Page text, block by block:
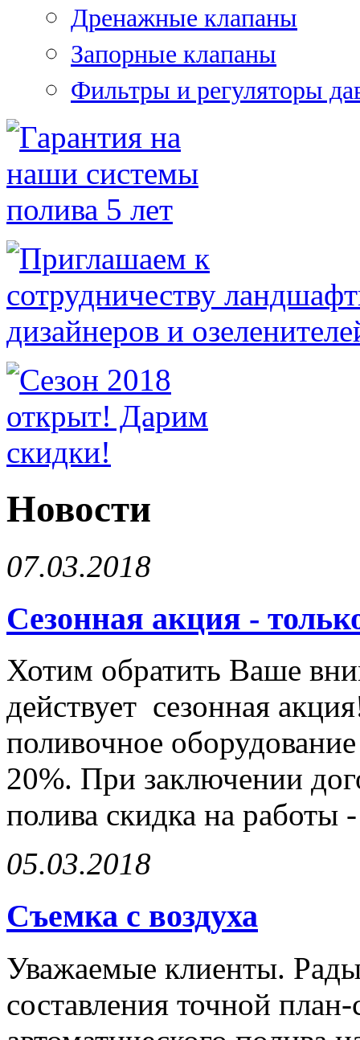
Дренажные клапаны
Запорные клапаны
Фильтры и регуляторы
Новости
07.03.2018
Сезонная акция -
Хотим обратить Ваше
действует сезонная
поливочное
20%. При заключении
полива скидка на работы
05.03.2018
Съемка с воздуха
Уважаемые клиенты.
составления точной